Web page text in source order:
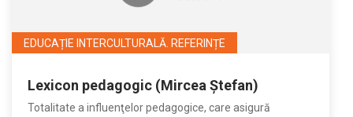
EDUCAȚIE INTERCULTURALĂ. REFERINȚE
Lexicon pedagogic (Mircea Ştefan)
Totalitate a influenţelor pedagogice, care asigură